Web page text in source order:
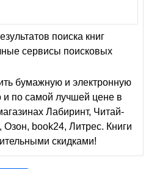
поиска книг
сервисы поисковых
бумажную и электронную
и по самой лучшей цене в
Лабиринт, Читай-
book24, Литрес. Книги
скидками!